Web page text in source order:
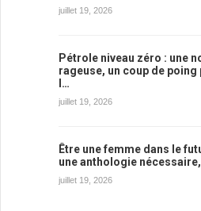
juillet 19, 2026
Pétrole niveau zéro : une
rageuse, un coup de
l…
juillet 19, 2026
Être une femme dans le
une anthologie
juillet 19, 2026